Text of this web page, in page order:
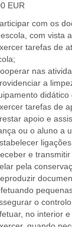
EUR
com os
com vista
tarefas de
nas
a
tarefas de
apoio e
ou o aluno a
e
pela
o
no interior